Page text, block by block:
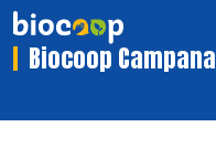
Biocoop Campana